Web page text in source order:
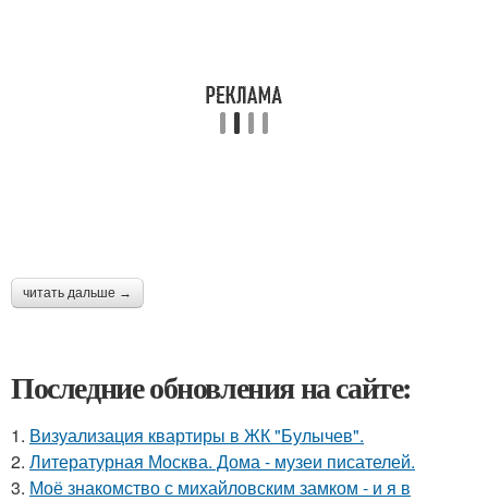
читать дальше →
Последние обновления на сайте:
1. Визуализация квартиры в ЖК "Булычев".
2. Литературная Москва. Дома - музеи писателей.
3. Моё знакомство с михайловским замком - и я в